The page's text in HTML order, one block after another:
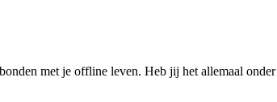
met je offline leven. Heb jij het allemaal